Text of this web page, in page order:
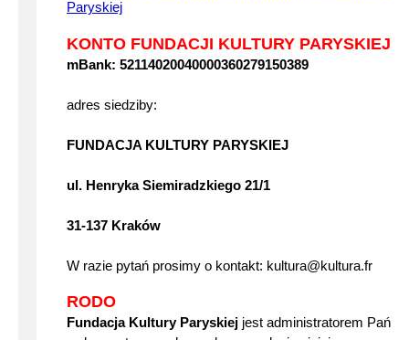
Paryskiej
KONTO FUNDACJI KULTURY PARYSKIEJ I
mBank: 52114020040000360279150389
adres siedziby:
FUNDACJA KULTURY PARYSKIEJ
ul. Henryka Siemiradzkiego 21/1
31-137 Kraków
W razie pytań prosimy o kontakt: kultura@kultura.fr
RODO
Fundacja Kultury Paryskiej jest administratorem